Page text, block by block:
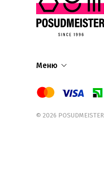
Меню
© 2026 POSUDMEISTER